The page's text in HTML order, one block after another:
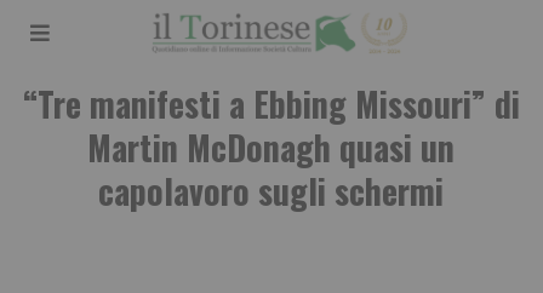
“Tre manifesti a Ebbing Missouri” di
Martin McDonagh quasi un
capolavoro sugli schermi